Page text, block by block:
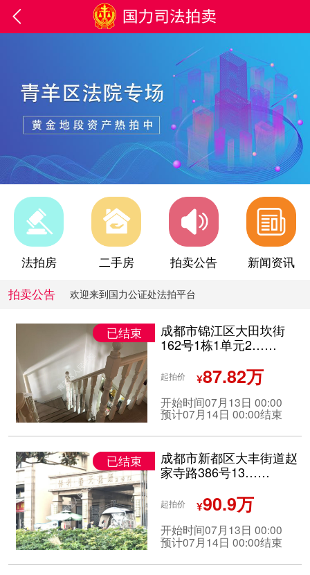

法拍房 二手房 拍卖公告
新闻资讯
拍卖公告
欢迎来到国力公证处法拍平台
欢迎来到国力公证处法拍平台
欢迎来到国力公证处法拍平台
已结束
成都市锦江区大田坎街
162号1栋1单元2……
起拍价 ¥87.82万
开始时间07月13日 00:00
预计07月14日 00:00结束
已结束
成都市新都区大丰街道赵
家寺路386号13……
起拍价 ¥90.9万
开始时间07月13日 00:00
预计07月14日 00:00结束